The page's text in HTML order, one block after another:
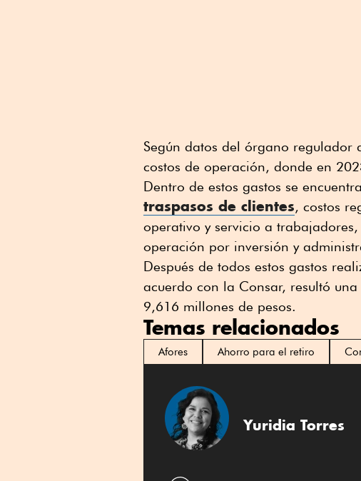
Según datos del órgano regulador
costos de operación, donde en
Dentro de estos gastos se
traspasos de clientes, costos
operativo y servicio a
operación por inversión y
Después de todos estos gastos
acuerdo con la Consar, resultó
9,616 millones de pesos.
Temas relacionados
Afores Ahorro para el retiro
Yuridia Torres